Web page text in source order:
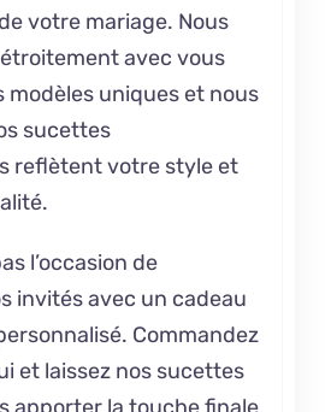
votre mariage. Nous
avec vous
modèles uniques et nous
sucettes
reflètent votre style et
l’occasion de
invités avec un cadeau
Commandez
et laissez nos sucettes